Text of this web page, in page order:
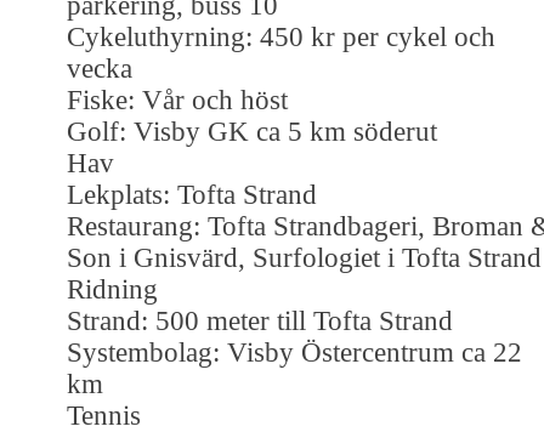
Cykeluthyrning: 450 kr per cykel och
vecka
Fiske: Vår och höst
Golf: Visby GK ca 5 km söderut
Hav
Lekplats: Tofta Strand
Restaurang: Tofta Strandbageri, Broman
Son i Gnisvärd, Surfologiet i Tofta Strand
Ridning
Strand: 500 meter till Tofta Strand
Systembolag: Visby Östercentrum ca 22
km
Tennis